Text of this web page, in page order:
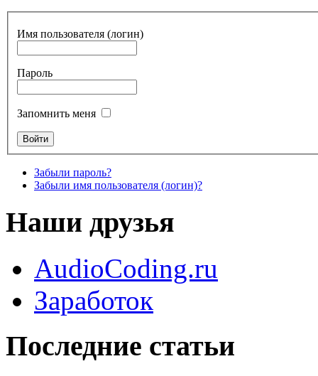
Имя пользователя (логин)
Пароль
Запомнить меня
Забыли пароль?
Забыли имя пользователя (логин)?
Наши друзья
AudioCoding.ru
Заработок
Последние статьи